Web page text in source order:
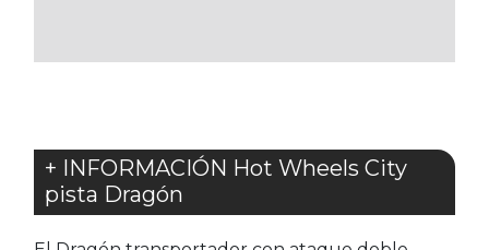
+ INFORMACIÓN Hot Wheels City
pista Dragón